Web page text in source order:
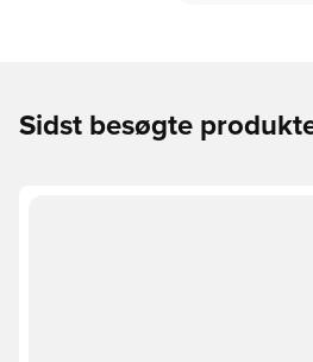
Sidst besøgte